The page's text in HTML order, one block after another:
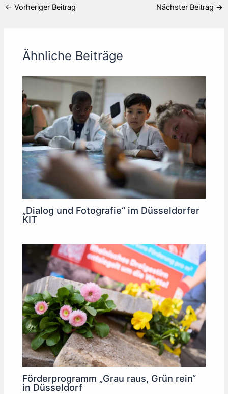
← Vorheriger Beitrag Nächster Beitrag →
Ähnliche Beiträge
„Dialog und Fotografie“ im Düsseldorfer
KIT
Förderprogramm „Grau raus, Grün rein“
in Düsseldorf